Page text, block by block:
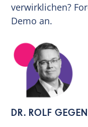
verwirklichen?
Demo an.
DR. ROLF